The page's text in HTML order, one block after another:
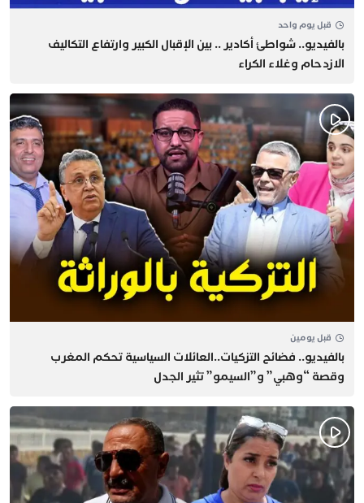
قبل يوم واحد
بالفيديو.. شواطئ أكادير .. بين الإقبال الكبير وارتفاع التكاليف
الازدحام وغلاء الكراء
قبل يومين
بالفيديو.. فضائح التزكيات..العائلات السياسية تحكم المغرب
وقصة “وهبي” و”السيمو” تثير الجدل